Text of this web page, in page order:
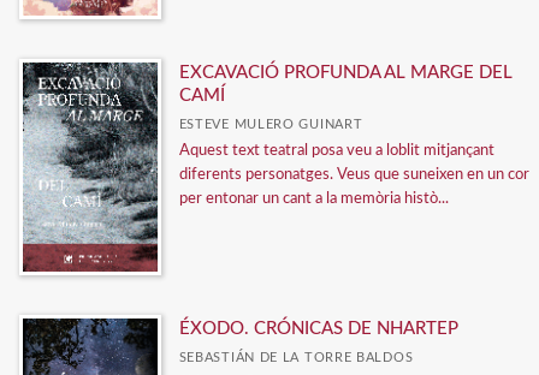
EXCAVACIÓ PROFUNDA AL MARGE DEL
CAMÍ
ESTEVE MULERO GUINART
Aquest text teatral posa veu a loblit mitjançant
diferents personatges. Veus que suneixen en un cor
per entonar un cant a la memòria histò...
ÉXODO. CRÓNICAS DE NHARTEP
SEBASTIÁN DE LA TORRE BALDOS